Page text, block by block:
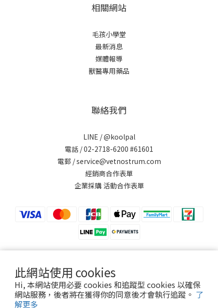
此網站使用 cookies
Hi, 本網站使用必要 cookies 和追蹤型 cookies 以確保
網站服務，後者將在獲得你的同意後才會執行追蹤。 了
解更多
相關網站
毛孩小學堂
最新消息
媒體報導
獸醫專用藥品
聯絡我們
LINE /@koolpal
電話 / 02-2718-6200 #61601
電郵 / service@vetnostrum.com
經銷商合作表單
企業採購 活動合作表單
提醒您，可沛寵藥 Koolpal 不會以電話或簡訊方式通知變更付款方式。